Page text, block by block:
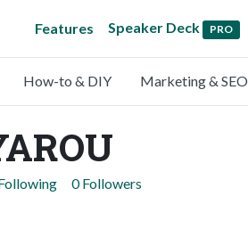
Features Speaker Deck PRO
How-to & DIY Marketing & SEO
0 Followers